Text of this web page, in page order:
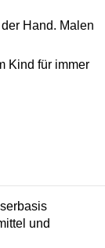
Hand. Malen
Kind für immer
und